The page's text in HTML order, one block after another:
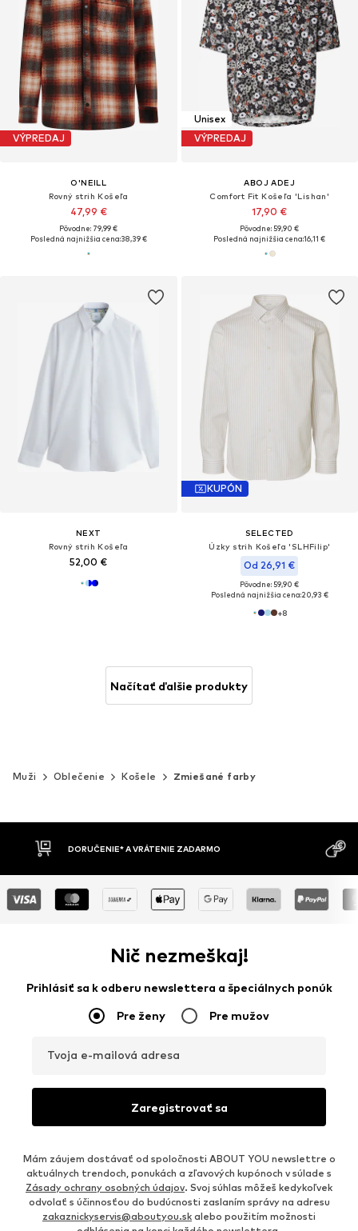
VÝPREDAJ
O'NEILL
Rovný strih Košeľa
47,99 €
Pôvodne: 79,99 €
Posledná najnižšia cena:38,39 €
Unisex
VÝPREDAJ
ABOJ ADEJ
Comfort Fit Košeľa 'Lishan'
17,90 €
Pôvodne: 59,90 €
Posledná najnižšia cena:16,11 €
NEXT
Rovný strih Košeľa
52,00 €
KUPÓN
SELECTED
Úzky strih Košeľa 'SLHFilip'
Od 26,91 €
Pôvodne: 59,90 €
Posledná najnižšia cena:20,93 €
+8
Načítať ďalšie produkty
Muži Oblečenie Košele Zmiešané farby
DOBIERKA
MOŽNOSŤ
Nič nezmeškaj!
Prihlásiť sa k odberu newslettera a špeciálnych ponúk
Pre ženy Pre mužov
Tvoja e-mailová adresa
Zaregistrovať sa
Mám záujem dostávať od spoločnosti ABOUT YOU newslettre o
aktuálnych trendoch, ponukách a zľavových kupónoch v súlade s
Zásady ochrany osobných údajov. Svoj súhlas môžeš kedykoľvek
odvolať s účinnosťou do budúcnosti zaslaním správy na adresu
zakaznickyservis@aboutyou.sk alebo použitím možnosti